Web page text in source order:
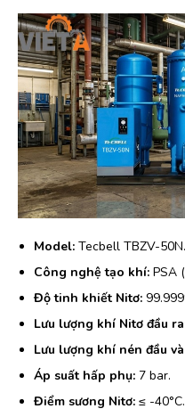
Model: Tecbell TBZV-50N.
Công nghệ tạo khí: PSA
Độ tinh khiết Nitơ:
Lưu lượng khí Nitơ đầu
Lưu lượng khí nén đầu
Áp suất hấp phụ: 7 bar.
Điểm sương Nitơ: ≤ -40°C.